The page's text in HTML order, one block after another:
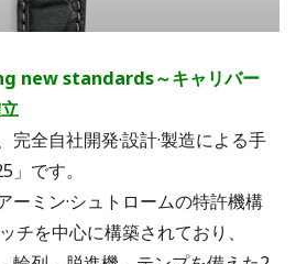
new standards～キャリバー
全自社開発·設計·製造による手
です。
ーミン·シュトロームの特許機構
チを中心に構築されており、